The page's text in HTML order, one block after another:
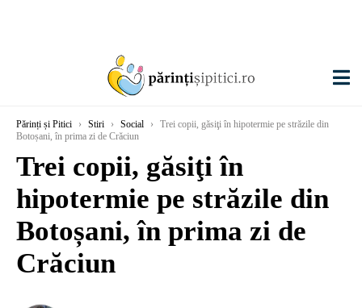
Părinți și Pitici › Stiri › Social ›
Trei copii, găsiţi în hipotermie pe străzile din
Botoșani, în prima zi de Crăciun
Trei copii, găsiţi în
hipotermie pe străzile din
Botoșani, în prima zi de
Crăciun